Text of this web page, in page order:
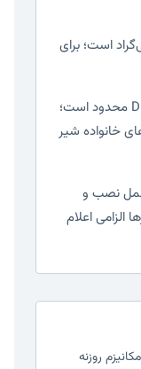
۶۰ درجه سانتی‌گراد است؛ برای
رنج سایزی این مدل به DN50 تا DN100 محدود است؛
خانواده شیر
نصب و
الزامی اعلام
روزنه